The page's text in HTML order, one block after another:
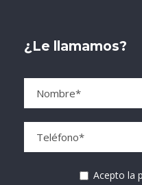
¿Le llamamos?
Acepto la